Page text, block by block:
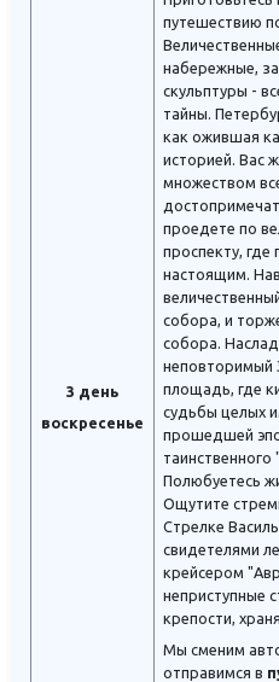
3 день
воскресенье
путешествию
набережные,
скульптуры -
тайны.
как ожившая
историей. Вас
множеством
проедете по
проспекту, где
настоящим.
собора, и
собора.
неповторимый
площадь, где
судьбы целых
прошедшей
Полюбуетесь
Ощутите
Стрелке
свидетелями
крейсером
неприступные
крепости,
Мы сменим
отправимся в